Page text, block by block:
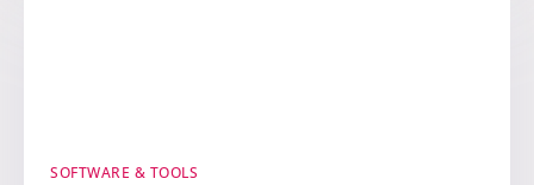
SOFTWARE & TOOLS